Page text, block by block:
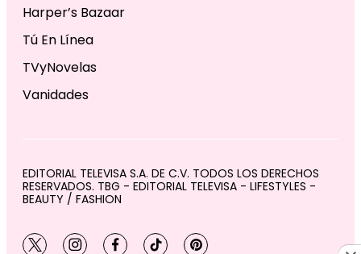
Harper’s Bazaar
Tú En Línea
TVyNovelas
Vanidades
EDITORIAL TELEVISA S.A. DE C.V. TODOS LOS DERECHOS
RESERVADOS. TBG - EDITORIAL TELEVISA - LIFESTYLES -
BEAUTY / FASHION